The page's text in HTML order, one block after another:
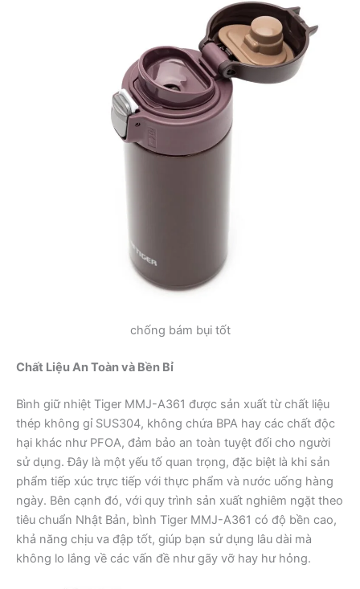
chống bám bụi tốt
Chất Liệu An Toàn và Bền Bỉ
Bình giữ nhiệt Tiger MMJ-A361 được sản xuất từ chất liệu
thép không gỉ SUS304, không chứa BPA hay các chất độc
hại khác như PFOA, đảm bảo an toàn tuyệt đối cho người
sử dụng. Đây là một yếu tố quan trọng, đặc biệt là khi sản
phẩm tiếp xúc trực tiếp với thực phẩm và nước uống hàng
ngày. Bên cạnh đó, với quy trình sản xuất nghiêm ngặt theo
tiêu chuẩn Nhật Bản, bình Tiger MMJ-A361 có độ bền cao,
khả năng chịu va đập tốt, giúp bạn sử dụng lâu dài mà
không lo lắng về các vấn đề như gãy vỡ hay hư hỏng.